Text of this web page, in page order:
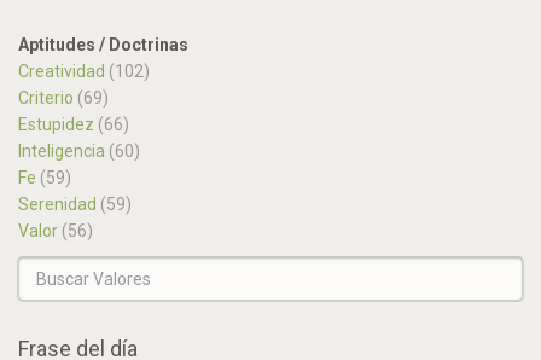
Aptitudes / Doctrinas
Creatividad (102)
Criterio (69)
Estupidez (66)
Inteligencia (60)
Fe (59)
Serenidad (59)
Valor (56)
Frase del día